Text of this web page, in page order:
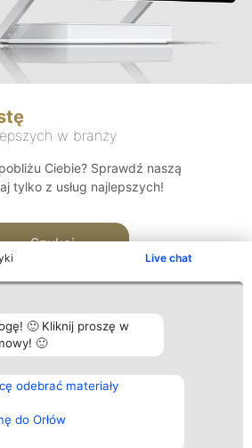
Live chat
🙂 Kliknij proszę w
🙂
odebrać materiały
do Orłów
w branży
Ciebie? Sprawdź naszą
tylko z usług najlepszych!
Szukaj
Plebiscyt
Laureaci
wszystkich
Laureatów
Blog
Articles
Kontakt